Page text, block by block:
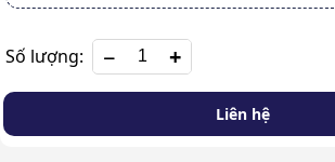
Số lượng: +
Liên hệ